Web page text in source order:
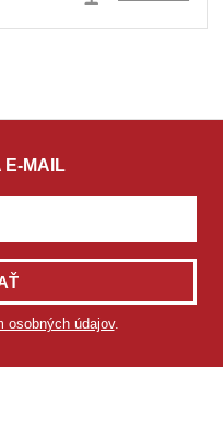
E-MAIL
osobných údajov.